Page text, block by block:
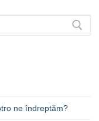
ne îndreptăm?